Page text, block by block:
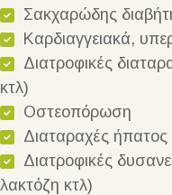
Σακχαρώδης
Καρδιαγγειακά,
Διατροφικές
κτλ)
Οστεοπόρωση
Διαταραχές ήπατος
Διατροφικές
λακτόζη κτλ)